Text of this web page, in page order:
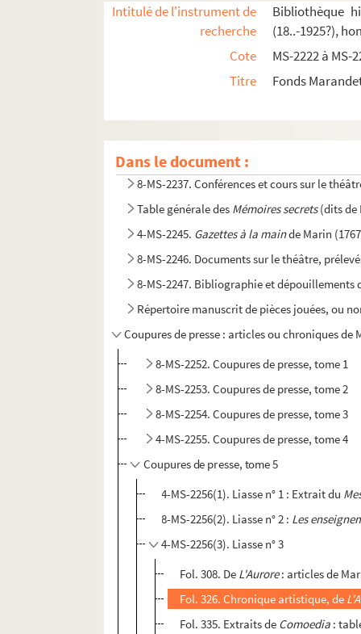
Intitulé de l'instrument de
recherche
Bibliothèque
(18..-1925?),
Cote
MS-2222 à MS-
Titre
Fonds
Dans le document :
4-MS-2223. Le professeur
8-MS-2224. Henri de Bornier
4-MS-2225. L'auteur, tome 1
4-MS-2226. L'auteur, tome 2
8-MS-2236. Notes de Marandet sur le
8-MS-2237. Conférences et cours sur le
Table générale des Mémoires secrets(dits de
4-MS-2245. Gazettes à la mainde Marin
8-MS-2246. Documents sur le théâtre,
8-MS-2247. Bibliographie et
Répertoire manuscrit de pièces jouées, ou
Coupures de presse : articles ou chroniques
8-MS-2252. Coupures de presse, tome 1
8-MS-2253. Coupures de presse, tome 2
8-MS-2254. Coupures de presse, tome 3
4-MS-2255. Coupures de presse, tome 4
Coupures de presse, tome 5
4-MS-2256(1). Liasse n° 1 : Extrait du
8-MS-2256(2). Liasse n° 2 : Les
4-MS-2256(3). Liasse n° 3
Fol. 308. De L'Aurore: articles de
Fol. 326. Chronique artistique, de
Fol. 335. Extraits de Comoedia :